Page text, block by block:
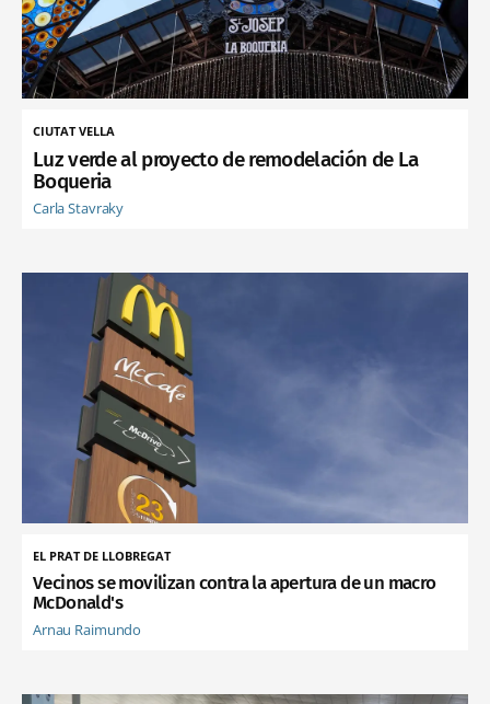
CIUTAT VELLA
Luz verde al proyecto de remodelación de La
Boqueria
Carla Stavraky
EL PRAT DE LLOBREGAT
Vecinos se movilizan contra la apertura de un macro
McDonald's
Arnau Raimundo